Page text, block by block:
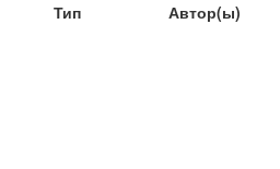
Тип Автор(ы)